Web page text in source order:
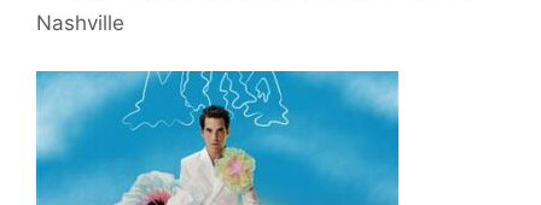
Nashville